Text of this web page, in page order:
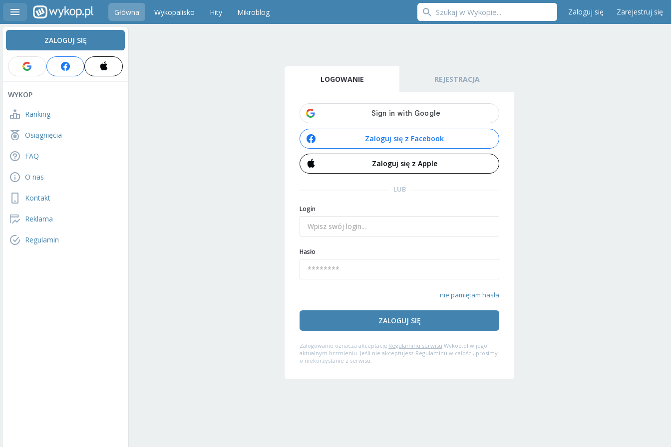
Główna Wykopalisko Hity Mikroblog Zaloguj się Zarejestruj się
ZALOGUJ SIĘ
WYKOP
Ranking
Osiągnięcia
FAQ
O nas
Kontakt
Reklama
Regulamin
LOGOWANIE REJESTRACJA
Zaloguj się z Facebook
Zaloguj się z Apple
LUB
Login
Hasło
nie pamiętam hasła
ZALOGUJ SIĘ
Zalogowanie oznacza akceptację Regulaminu serwisu Wykop.pl w jego
aktualnym brzmieniu. Jeśli nie akceptujesz Regulaminu w całości, prosimy
o niekorzystanie z serwisu.